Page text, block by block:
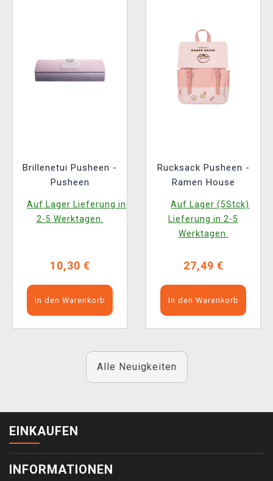
Brillenetui Pusheen -
Pusheen
Auf Lager Lieferung in
2-5 Werktagen.
10,30 €
In den Warenkorb
Rucksack Pusheen -
Ramen House
Auf Lager (5Stck)
Lieferung in 2-5
Werktagen.
27,49 €
In den Warenkorb
Alle Neuigkeiten
EINKAUFEN
INFORMATIONEN